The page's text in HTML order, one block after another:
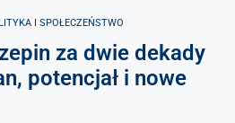
I SPOŁECZEŃSTWO
za dwie dekady
potencjał i nowe